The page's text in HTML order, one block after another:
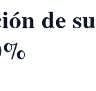
de su